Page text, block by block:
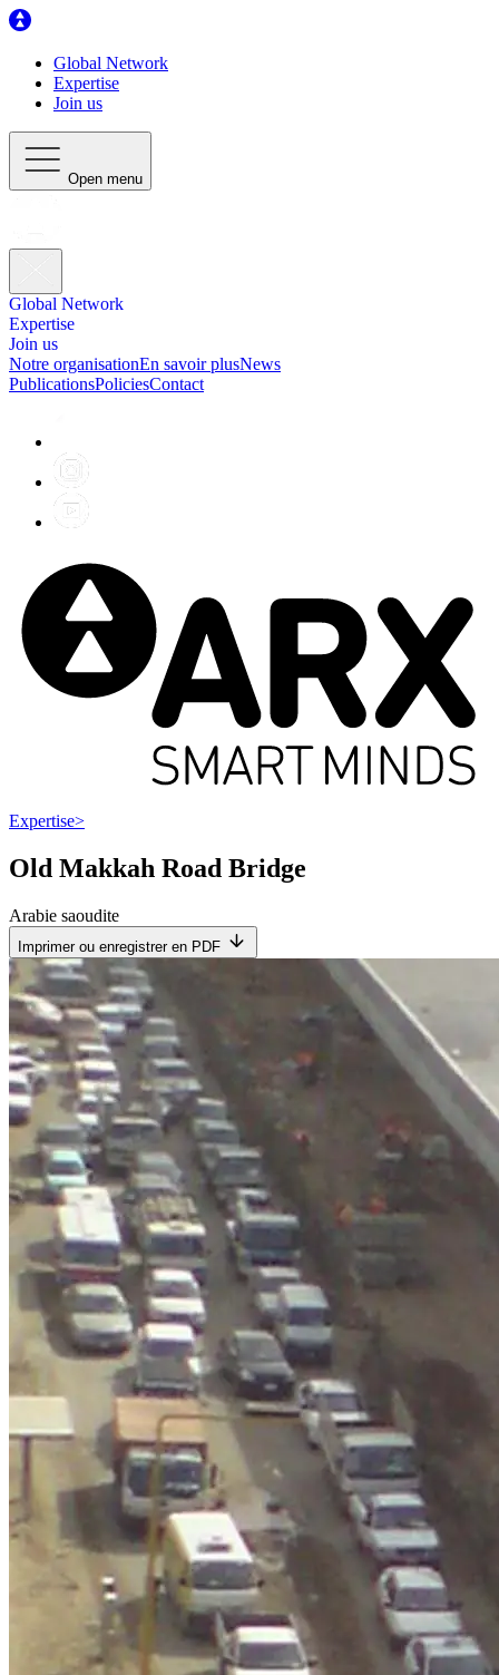
Global Network
Expertise
Join us
Open menu
Global Network
Expertise
Join us
Notre organisationEn savoir plusNews
PublicationsPoliciesContact
Expertise>
Old Makkah Road Bridge
Arabie saoudite
Imprimer ou enregistrer en PDF